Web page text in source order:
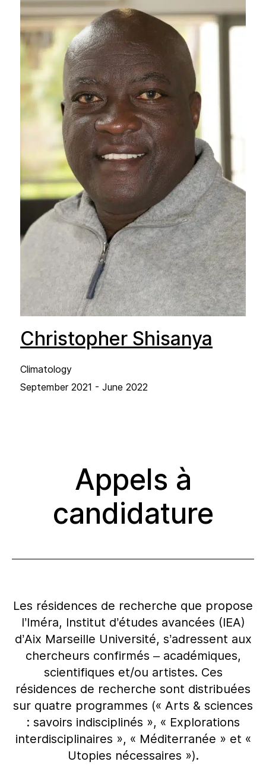
Christopher Shisanya
Climatology
September 2021 - June 2022
Appels à
candidature
Les résidences de recherche que propose
l’Iméra, Institut d’études avancées (IEA)
d’Aix Marseille Université, s’adressent aux
chercheurs confirmés – académiques,
scientifiques et/ou artistes. Ces
résidences de recherche sont distribuées
sur quatre programmes (« Arts & sciences
: savoirs indisciplinés », « Explorations
interdisciplinaires », « Méditerranée » et «
Utopies nécessaires »).